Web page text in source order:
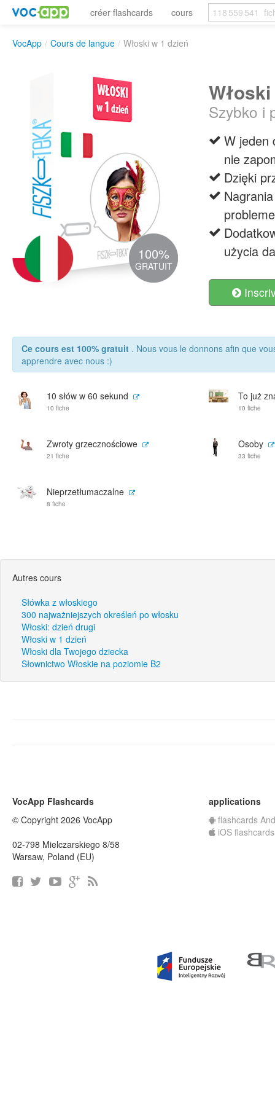
créer flashcards cours
VocApp / Cours de langue / Włoski w 1 dzień
100%
GRATUIT
Szybko i
W jeden
nie
Dzięki
użycia
Ce cours est 100% gratuit . Nous vous le donnons afin que
apprendre avec nous :)
10 słów w 60 sekund
10 fiche
To już
10 fiche
Zwroty grzecznościowe
21 fiche
Osoby
33 fiche
Nieprzetłumaczalne
8 fiche
Autres cours
Słówka z włoskiego
300 najważniejszych określeń po włosku
Włoski: dzień drugi
Włoski w 1 dzień
Włoski dla Twojego dziecka
Słownictwo Włoskie na poziomie B2
VocApp Flashcards
© Copyright 2026 VocApp
02-798 Mielczarskiego 8/58
Warsaw, Poland (EU)
applications
flashcards
iOS flashcards